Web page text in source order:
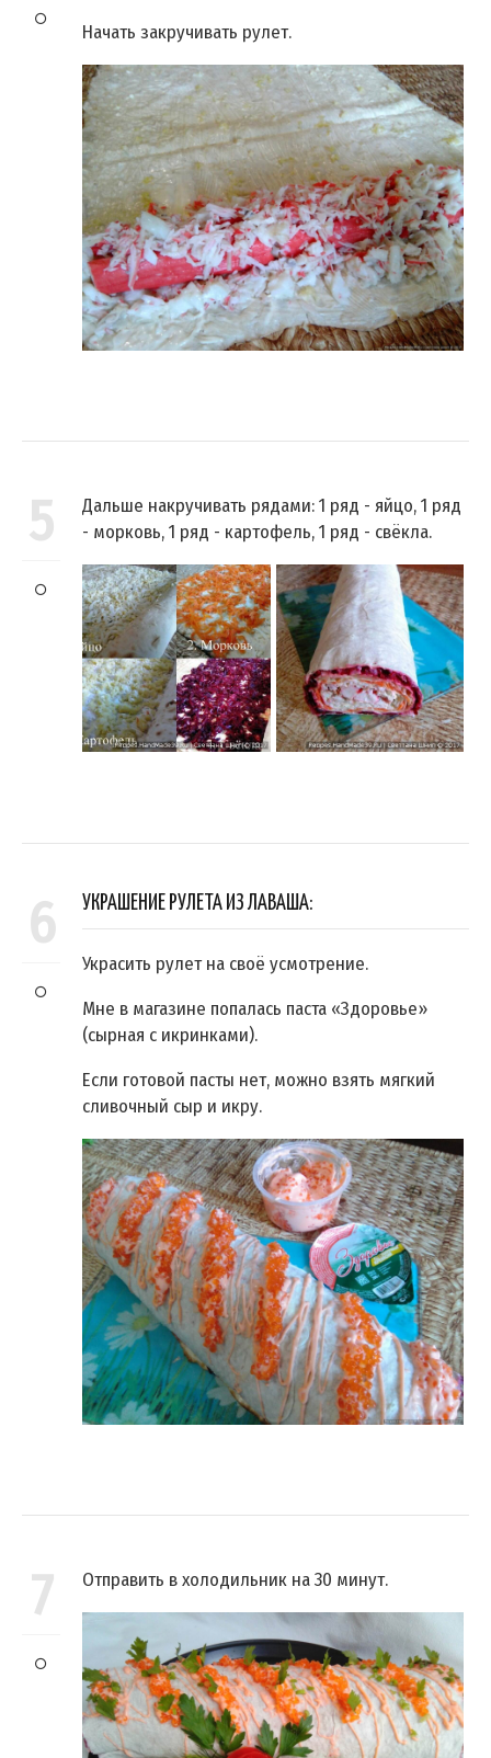
Начать закручивать рулет.
5
Дальше накручивать рядами: 1 ряд - яйцо, 1 ряд
- морковь, 1 ряд - картофель, 1 ряд - свёкла.
6 УКРАШЕНИЕ РУЛЕТА ИЗ ЛАВАША:
Украсить рулет на своё усмотрение.
Мне в магазине попалась паста «Здоровье»
(сырная с икринками).
Если готовой пасты нет, можно взять мягкий
сливочный сыр и икру.
7 Отправить в холодильник на 30 минут.